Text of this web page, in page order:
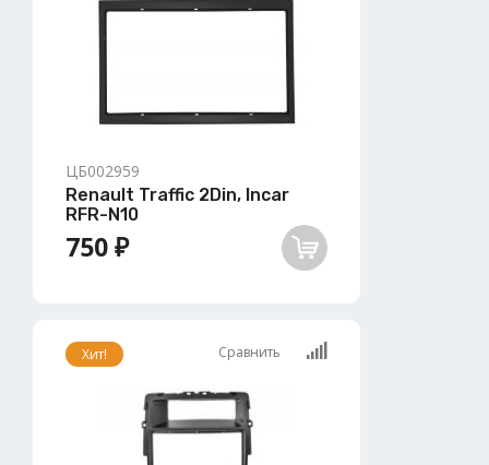
ЦБ002959
Renault Traffic 2Din, Incar
RFR-N10
750 ₽
Хит! Сравнить